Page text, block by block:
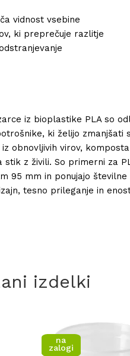
vidnost vsebine
ki preprečuje razlitje
iz bioplastike PLA so
ki želijo zmanjšati
obnovljivih virov,
z živili. So primerni za
95 mm in ponujajo številne
tesno prileganje in
izdelki
na
zalogi